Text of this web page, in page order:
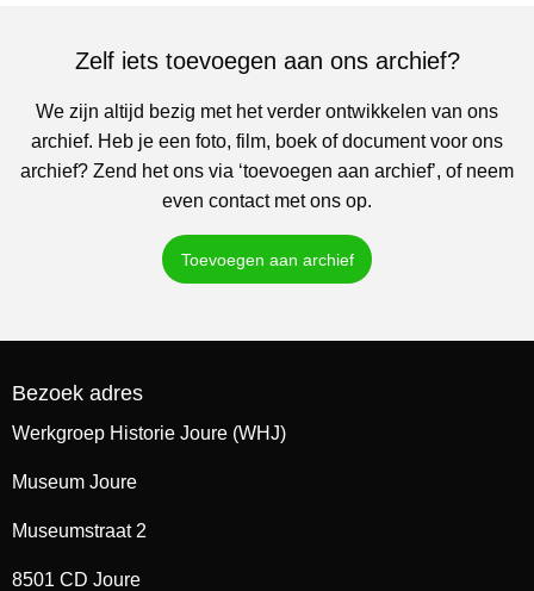
Zelf iets toevoegen aan ons archief?
We zijn altijd bezig met het verder ontwikkelen van ons
archief. Heb je een foto, film, boek of document voor ons
archief? Zend het ons via ‘toevoegen aan archief’, of neem
even contact met ons op.
Toevoegen aan archief
Bezoek adres
Werkgroep Historie Joure (WHJ)
Museum Joure
Museumstraat 2
8501 CD Joure